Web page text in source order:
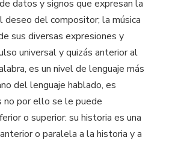
datos y signos que expresan la
deseo del compositor; la música
sus diversas expresiones y
universal y quizás anterior al
es un nivel de lenguaje más
del lenguaje hablado, es
no por ello se le puede
o superior: su historia es una
o paralela a la historia y a